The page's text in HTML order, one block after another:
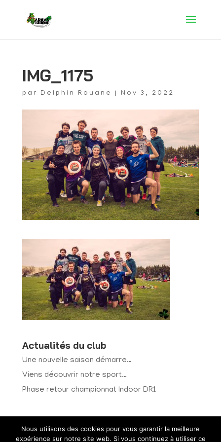
IMG_1175
par Delphin Rouane Nov 3, 2022
Actualités du club
Une nouvelle saison démarre…
Viens découvrir notre sport…
Phase retour championnat Indoor DR1
Nous utilisons des cookies pour vous garantir la meilleure
expérience sur notre site web. Si vous continuez à utiliser ce